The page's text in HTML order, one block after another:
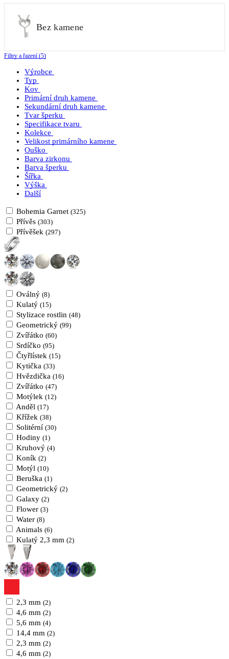
Bez kamene
Filtry a řazení (5)
Výrobce
Typ
Kov
Primární druh kamene
Sekundární druh kamene
Tvar šperku
Specifikace tvaru
Kolekce
Velikost primárního kamene
Ouško
Barva zirkonu
Barva šperku
Šířka
Výška
Další
Bohemia Garnet (325)
Přívěs (303)
Přívěšek (297)
Oválný (8)
Kulatý (15)
Stylizace rostlin (48)
Geometrický (99)
Zvířátko (60)
Srdíčko (95)
Čtyřlístek (15)
Kytička (33)
Hvězdička (16)
Zvířátko (47)
Motýlek (12)
Anděl (17)
Křížek (38)
Solitérní (30)
Hodiny (1)
Kruhový (4)
Koník (2)
Motýl (10)
Beruška (1)
Geometrický (2)
Galaxy (2)
Flower (3)
Water (8)
Animals (6)
Kulatý 2,3 mm (2)
2,3 mm (2)
4,6 mm (2)
5,6 mm (4)
14,4 mm (2)
2,3 mm (2)
4,6 mm (2)